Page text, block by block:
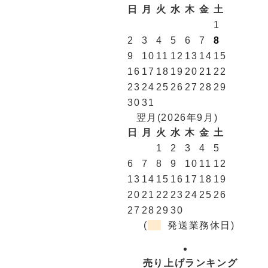
日 月 火 水 木 金 土
1
2
3 4 5 6 7
8
9
10 11 12 13 14 15
16 17 18 19 20 21 22
23 24 25 26 27 28 29
30 31
翌月(2026年9月)
日
月 火 水 木 金 土
1
2 3 4
5
6
7 8 9 10 11 12
13 14 15 16 17 18 19
20 21 22 23 24 25 26
27 28 29 30
(
発送業務休日)
売り上げランキング